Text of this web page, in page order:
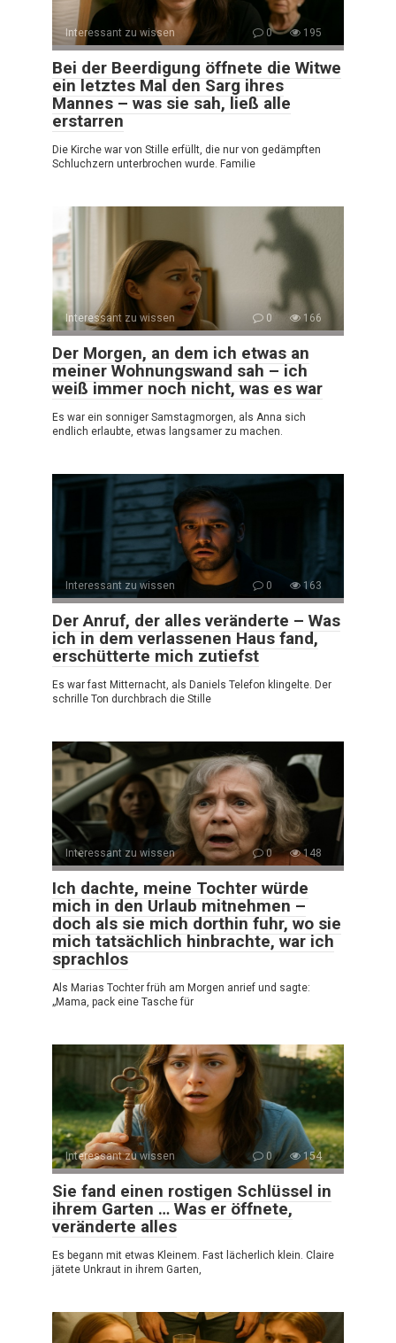
Interessant zu wissen 0 195
Bei der Beerdigung öffnete die Witwe
ein letztes Mal den Sarg ihres
Mannes – was sie sah, ließ alle
erstarren
Die Kirche war von Stille erfüllt, die nur von gedämpften
Schluchzern unterbrochen wurde. Familie
Interessant zu wissen 0 166
Der Morgen, an dem ich etwas an
meiner Wohnungswand sah – ich
weiß immer noch nicht, was es war
Es war ein sonniger Samstagmorgen, als Anna sich
endlich erlaubte, etwas langsamer zu machen.
Interessant zu wissen 0 163
Der Anruf, der alles veränderte – Was
ich in dem verlassenen Haus fand,
erschütterte mich zutiefst
Es war fast Mitternacht, als Daniels Telefon klingelte. Der
schrille Ton durchbrach die Stille
Interessant zu wissen 0 148
Ich dachte, meine Tochter würde
mich in den Urlaub mitnehmen –
doch als sie mich dorthin fuhr, wo sie
mich tatsächlich hinbrachte, war ich
sprachlos
Als Marias Tochter früh am Morgen anrief und sagte:
„Mama, pack eine Tasche für
Interessant zu wissen 0 154
Sie fand einen rostigen Schlüssel in
ihrem Garten … Was er öffnete,
veränderte alles
Es begann mit etwas Kleinem. Fast lächerlich klein. Claire
jätete Unkraut in ihrem Garten,